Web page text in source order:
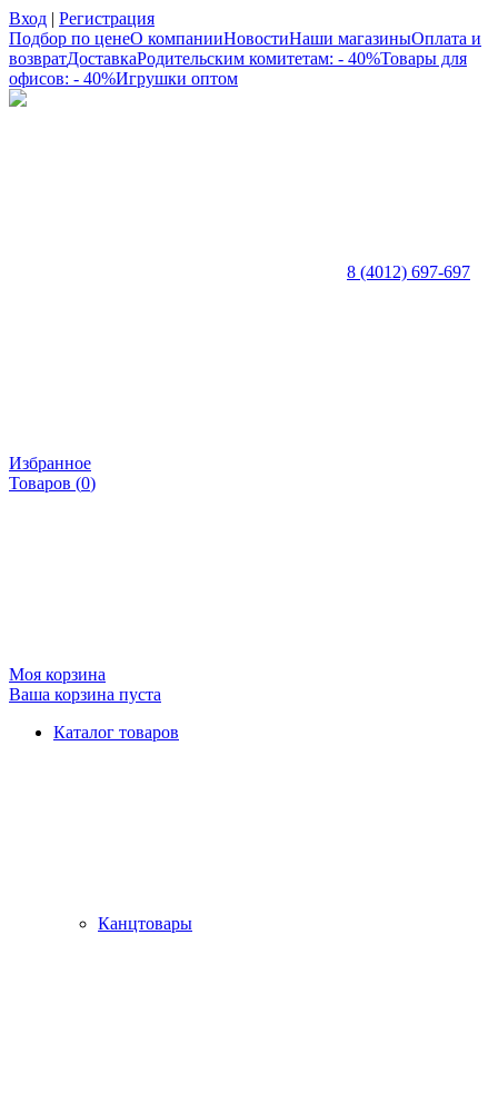
Вход | Регистрация
Подбор по ценеО компанииНовостиНаши магазиныОплата и
возвратДоставкаРодительским комитетам: - 40%Товары для
офисов: - 40%Игрушки оптом
8 (4012) 697-697
Избранное
Товаров (0)
Моя корзина
Ваша корзина пуста
Каталог товаров
Канцтовары